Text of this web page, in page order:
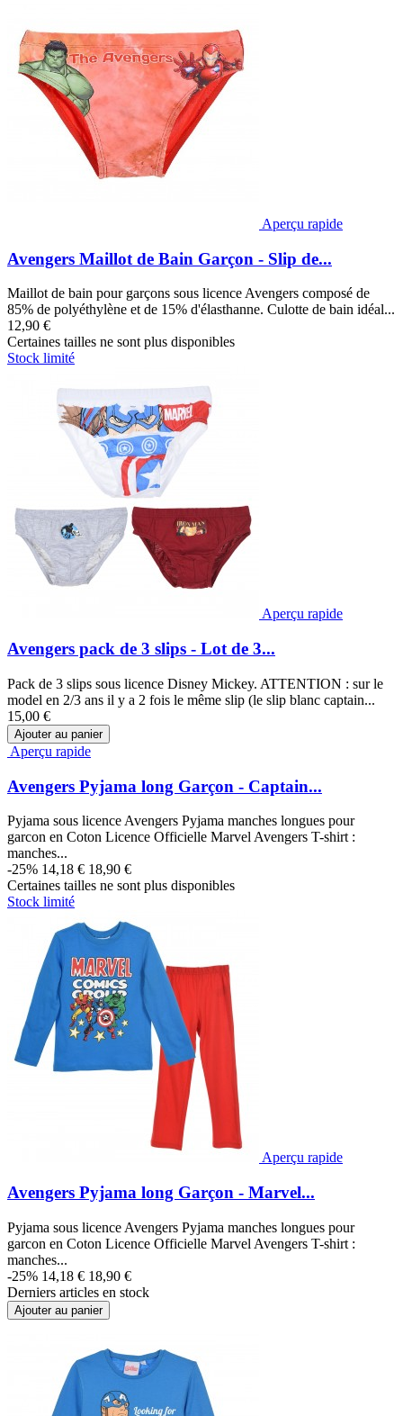
Aperçu rapide
Avengers Maillot de Bain Garçon - Slip de...
Maillot de bain pour garçons sous licence Avengers composé de
85% de polyéthylène et de 15% d'élasthanne. Culotte de bain idéal...
12,90 €
Certaines tailles ne sont plus disponibles
Stock limité
Aperçu rapide
Avengers pack de 3 slips - Lot de 3...
Pack de 3 slips sous licence Disney Mickey. ATTENTION : sur le
model en 2/3 ans il y a 2 fois le même slip (le slip blanc captain...
15,00 €
Ajouter au panier
Aperçu rapide
Avengers Pyjama long Garçon - Captain...
Pyjama sous licence Avengers Pyjama manches longues pour
garcon en Coton Licence Officielle Marvel Avengers T-shirt :
manches...
-25% 14,18 € 18,90 €
Certaines tailles ne sont plus disponibles
Stock limité
Aperçu rapide
Avengers Pyjama long Garçon - Marvel...
Pyjama sous licence Avengers Pyjama manches longues pour
garcon en Coton Licence Officielle Marvel Avengers T-shirt :
manches...
-25% 14,18 € 18,90 €
Derniers articles en stock
Ajouter au panier